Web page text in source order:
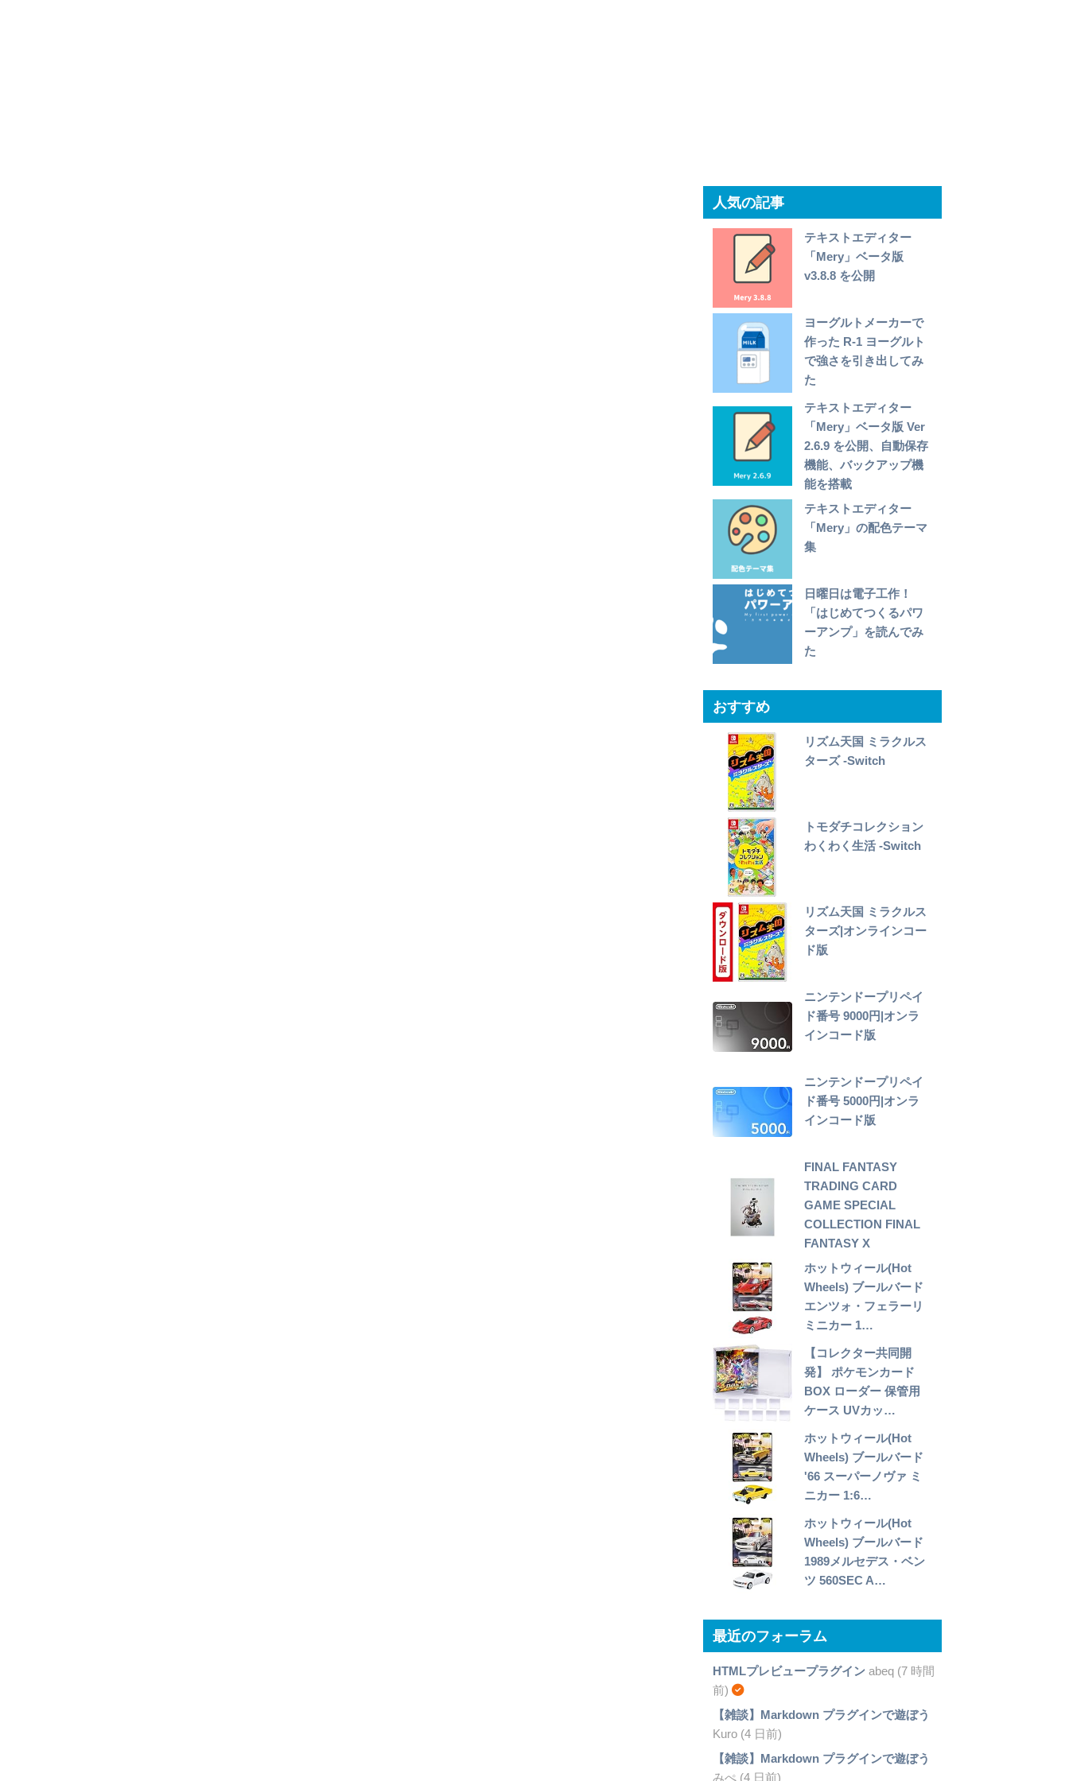
人気の記事
テキストエディター
「Mery」ベータ版
v3.8.8 を公開
ヨーグルトメーカーで
作った R-1 ヨーグルト
で強さを引き出してみ
た
テキストエディター
「Mery」ベータ版 Ver
2.6.9 を公開、自動保存
機能、バックアップ機
能を搭載
テキストエディター
「Mery」の配色テーマ
集
日曜日は電子工作！
「はじめてつくるパワ
ーアンプ」を読んでみ
た
おすすめ
リズム天国 ミラクルス
ターズ -Switch
トモダチコレクション
わくわく生活 -Switch
リズム天国 ミラクルス
ターズ|オンラインコー
ド版
ニンテンドープリペイ
ド番号 9000円|オンラ
インコード版
ニンテンドープリペイ
ド番号 5000円|オンラ
インコード版
FINAL FANTASY
TRADING CARD
GAME SPECIAL
COLLECTION FINAL
FANTASY X
ホットウィール(Hot
Wheels) ブールバード
エンツォ・フェラーリ
ミニカー 1…
【コレクター共同開
発】 ポケモンカード
BOX ローダー 保管用
ケース UVカッ…
ホットウィール(Hot
Wheels) ブールバード
'66 スーパーノヴァ ミ
ニカー 1:6…
ホットウィール(Hot
Wheels) ブールバード
1989メルセデス・ベン
ツ 560SEC A…
最近のフォーラム
HTMLプレビュープラグインabeq (7 時間
前)
【雑談】Markdown プラグインで遊ぼう
Kuro (4 日前)
【雑談】Markdown プラグインで遊ぼう
みぺ (4 日前)